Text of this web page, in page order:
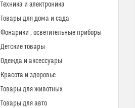
Техника и электроника
Товары для дома и сада
Фонарики , осветительные приборы
Детские товары
Одежда и аксессуары
Красота и здоровье
Товары для животных
Товары для авто